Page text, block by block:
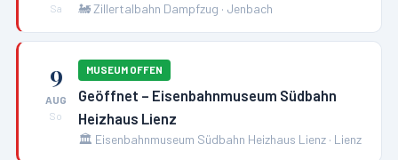
Sa
🚂Zillertalbahn Dampfzug · Jenbach
9
AUG
So
MUSEUM OFFEN
Geöffnet – Eisenbahnmuseum Südbahn
Heizhaus Lienz
🏛️ Eisenbahnmuseum Südbahn Heizhaus Lienz · Lienz